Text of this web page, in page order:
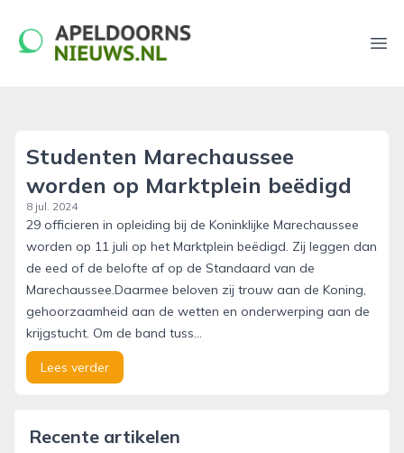
apeldoornsnieuws.nl
Studenten Marechaussee
worden op Marktplein beëdigd
8 jul. 2024
29 officieren in opleiding bij de Koninklijke Marechaussee
worden op 11 juli op het Marktplein beëdigd. Zij leggen dan
de eed of de belofte af op de Standaard van de
Marechaussee.Daarmee beloven zij trouw aan de Koning,
gehoorzaamheid aan de wetten en onderwerping aan de
krijgstucht. Om de band tuss...
Lees verder
Recente artikelen